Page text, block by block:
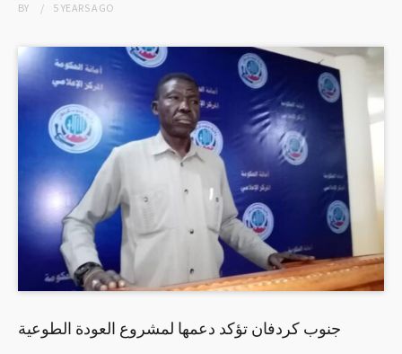
BY 5 YEARSAGO
جنوب كردفان تؤكد دعمها لمشروع العودة الطوعية